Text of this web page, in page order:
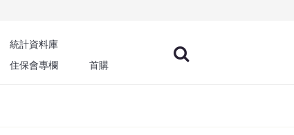
統計資料庫
住保會專欄 首購